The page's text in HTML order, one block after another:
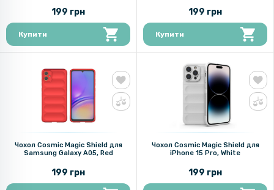
199 грн
Купити
199 грн
Купити
Чохол Cosmic Magic Shield для
Samsung Galaxy A05, Red
199 грн
Чохол Cosmic Magic Shield для
iPhone 15 Pro, White
199 грн